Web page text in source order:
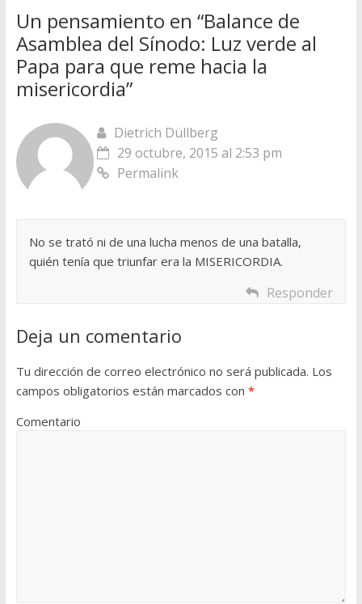
Un pensamiento en “Balance de
Asamblea del Sínodo: Luz verde al
Papa para que reme hacia la
misericordia”
Dietrich Düllberg
29 octubre, 2015 al 2:53 pm
Permalink
No se trató ni de una lucha menos de una batalla,
quién tenía que triunfar era la MISERICORDIA.
Responder
Deja un comentario
Tu dirección de correo electrónico no será publicada. Los
campos obligatorios están marcados con *
Comentario